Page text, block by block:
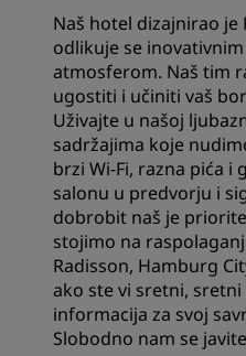
Naš hotel dizajnirao je
odlikuje se
atmosferom. Naš tim
ugostiti i učiniti vaš
Uživajte u našoj
sadržajima koje
brzi Wi-Fi, razna pića i
salonu u predvorju i
dobrobit naš je
stojimo na
Radisson, Hamburg
ako ste vi sretni,
informacija za svoj
Slobodno nam se